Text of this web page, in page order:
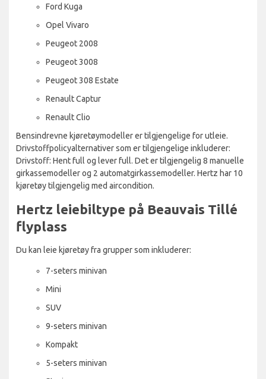
Ford Kuga
Opel Vivaro
Peugeot 2008
Peugeot 3008
Peugeot 308 Estate
Renault Captur
Renault Clio
Bensindrevne kjøretøymodeller er tilgjengelige for utleie.
Drivstoffpolicyalternativer som er tilgjengelige inkluderer:
Drivstoff: Hent full og lever full. Det er tilgjengelig 8 manuelle
girkassemodeller og 2 automatgirkassemodeller. Hertz har 10
kjøretøy tilgjengelig med aircondition.
Hertz leiebiltype på Beauvais Tillé
flyplass
Du kan leie kjøretøy fra grupper som inkluderer:
7-seters minivan
Mini
SUV
9-seters minivan
Kompakt
5-seters minivan